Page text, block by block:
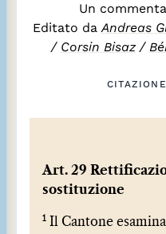
Un
Editato daAndreas
/ Corsin Bisaz/
Art. 29
sostituzione
1 Il Cantone